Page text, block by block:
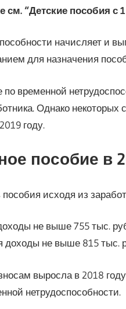
“Детские пособия с
начисляет и
для назначения
временной
Однако
году.
пособие в
исходя из
не выше 755 тыс.
доходы не выше 815 тыс.
выросла в 2018
нетрудоспособности.